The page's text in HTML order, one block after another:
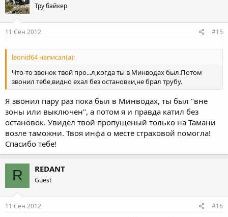
Тру байкер
11 Сен 2012 #15
leonid64 написал(а):
Что-то звонок твой про...л,когда ты в Минводах был.Потом
звонил тебе,видно ехал без остановки,не брал трубу.
Я звонил пару раз пока был в Минводах, ты был "вне
зоны или выключен", а потом я и правда катил без
остановок. Увидел твой пропущеный только на Тамани
возле таможни. Твоя инфа о месте страховой помогла!
Спасибо тебе!
R REDANT
Guest
11 Сен 2012 #16